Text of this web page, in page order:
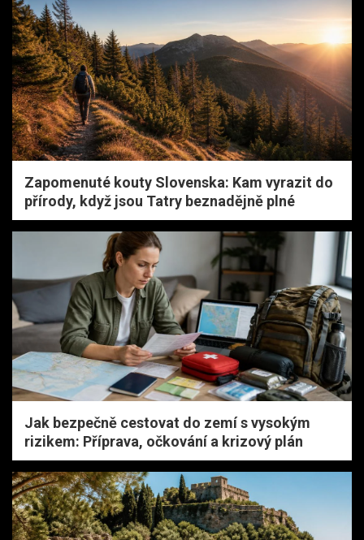
Zapomenuté kouty Slovenska: Kam vyrazit do
přírody, když jsou Tatry beznadějně plné
Jak bezpečně cestovat do zemí s vysokým
rizikem: Příprava, očkování a krizový plán